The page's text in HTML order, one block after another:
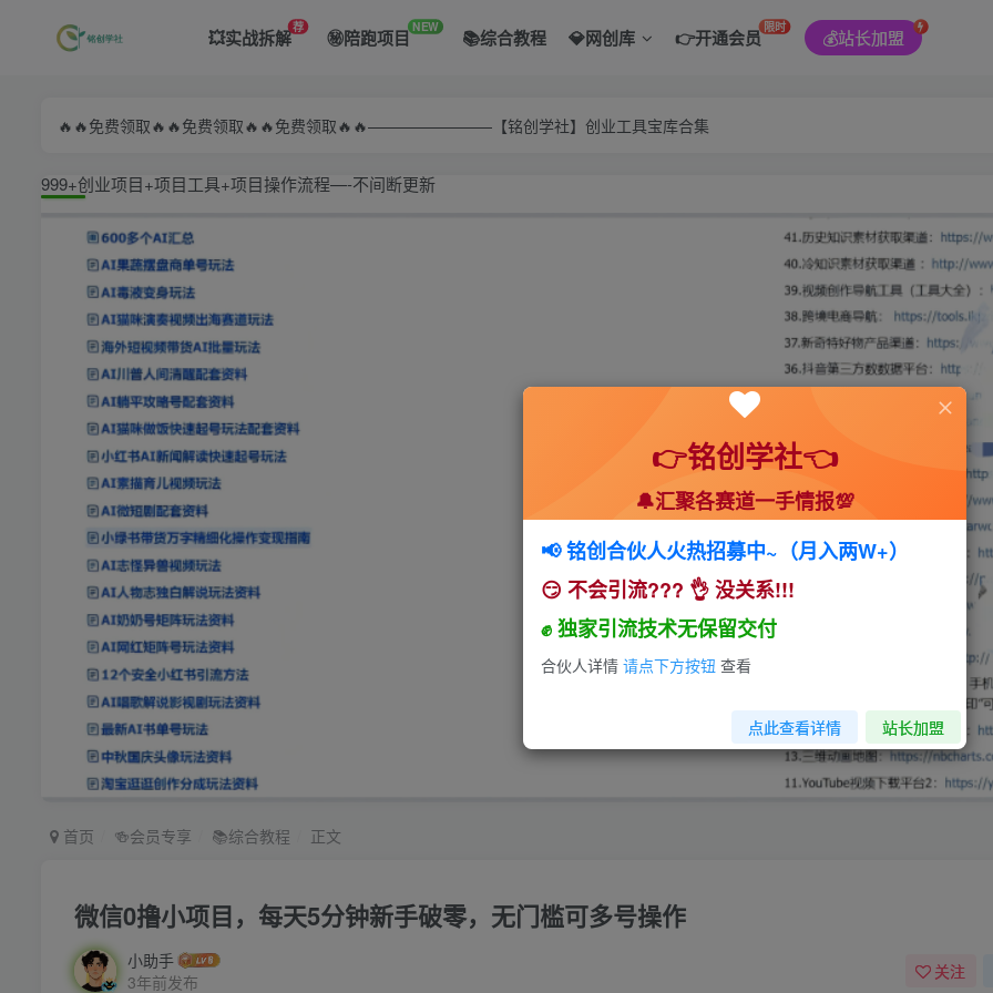
💥实战拆解荐 ㊙️陪跑项目NEW 📚综合教程 💎网创库 👉开通会员限时 💰站长加盟
🔥🔥免费领取🔥🔥免费领取🔥🔥免费领取🔥🔥————————【铭创学社】创业工具宝库合集
999+创业项目+项目工具+项目操作流程—-不间断更新
首页 🍻会员专享 📚综合教程 正文
微信0撸小项目，每天5分钟新手破零，无门槛可多号操作
小助手
3年前发布
关注
👉铭创学社👈
🔔汇聚各赛道一手情报💯
📢 铭创合伙人火热招募中~（月入两W+）
😏 不会引流??? 👌 没关系!!!
✊ 独家引流技术无保留交付
合伙人详情 请点下方按钮 查看
点此查看详情 站长加盟